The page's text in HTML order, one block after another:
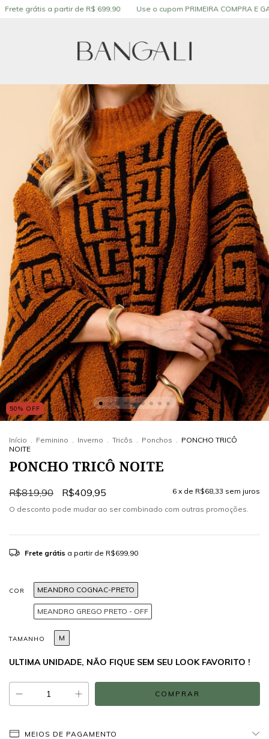
a partir de R$ 699,90 Use o cupom PRIMEIRA COMPRA E GANHE 10%
50% OFF
Início . Feminino . Inverno . Tricôs . Ponchos . PONCHO TRICÔ
NOITE
PONCHO TRICÔ NOITE
R$819,90 R$409,95 6 x de R$68,33 sem juros
O desconto pode mudar ao ser combinado com outras promoções.
Frete grátis a partir de R$699,90
COR MEANDRO COGNAC-PRETO
MEANDRO GREGO PRETO - OFF
TAMANHO M
ULTIMA UNIDADE, NÃO FIQUE SEM SEU LOOK FAVORITO !
MEIOS DE PAGAMENTO